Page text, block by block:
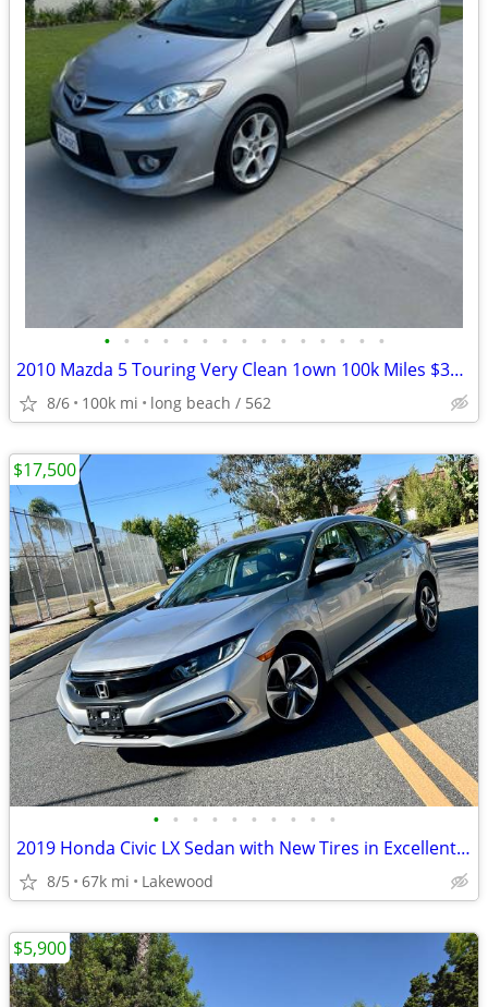
• • • • • • • • • • • • • • •
2010 Mazda 5 Touring Very Clean 1own 100k Miles $3900 obo
8/6 100k mi long beach / 562
• • • • • • • • • •
2019 Honda Civic LX Sedan with New Tires in Excellent Condition
8/5 67k mi Lakewood
$17,500
$5,900